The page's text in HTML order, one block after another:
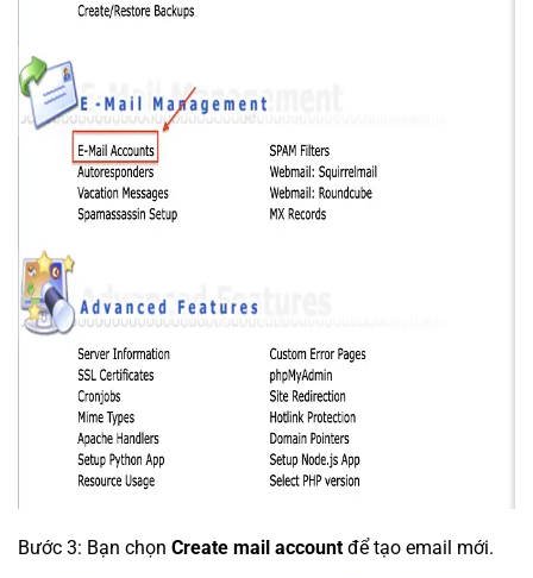
Bước 3: Bạn chọn Create mail accountđể tạo email mới.